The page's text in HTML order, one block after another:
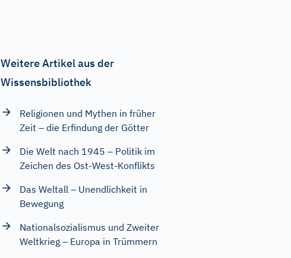
Weitere Artikel aus der
Wissensbibliothek
Religionen und Mythen in früher
Zeit – die Erfindung der Götter
Die Welt nach 1945 – Politik im
Zeichen des Ost-West-Konflikts
Das Weltall – Unendlichkeit in
Bewegung
Nationalsozialismus und Zweiter
Weltkrieg – Europa in Trümmern